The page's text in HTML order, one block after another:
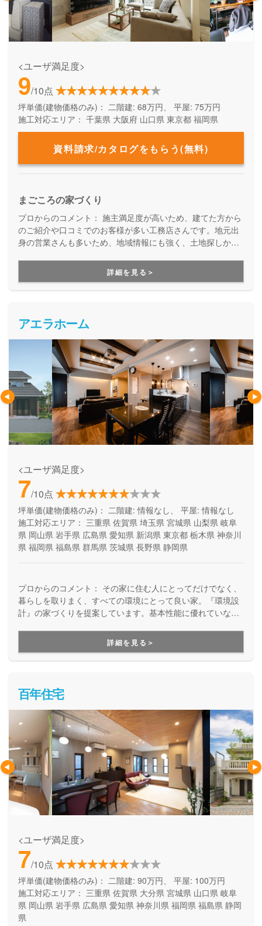
<ユーザ満足度>
9/10点
坪単価(建物価格のみ)： 二階建: 68万円、 平屋: 75万円
施工対応エリア： 千葉県 大阪府 山口県 東京都 福岡県
資料請求/カタログをもらう(無料)
まごころの家づくり
プロからのコメント： 施主満足度が高いため、建てた方から
のご紹介や口コミでのお客様が多い工務店さんです。地元出
身の営業さんも多いため、地域情報にも強く、土地探しから
詳細を見る＞
アエラホーム
<ユーザ満足度>
7/10点
坪単価(建物価格のみ)： 二階建: 情報なし、 平屋: 情報なし
施工対応エリア： 三重県 佐賀県 埼玉県 宮城県 山梨県 岐阜
県 岡山県 岩手県 広島県 愛知県 新潟県 東京都 栃木県 神奈川
県 福岡県 福島県 群馬県 茨城県 長野県 静岡県
プロからのコメント： その家に住む人にとってだけでなく、
暮らしを取りまく、すべての環境にとって良い家。『環境設
計』の家づくりを提案しています。基本性能に優れていなが
で、そしてエコな住宅を提供しています。
詳細を見る＞
百年住宅
<ユーザ満足度>
7/10点
坪単価(建物価格のみ)： 二階建: 90万円、 平屋: 100万円
施工対応エリア： 三重県 佐賀県 大分県 宮城県 山口県 岐阜
県 岡山県 岩手県 広島県 愛知県 神奈川県 福岡県 福島県 静岡
県